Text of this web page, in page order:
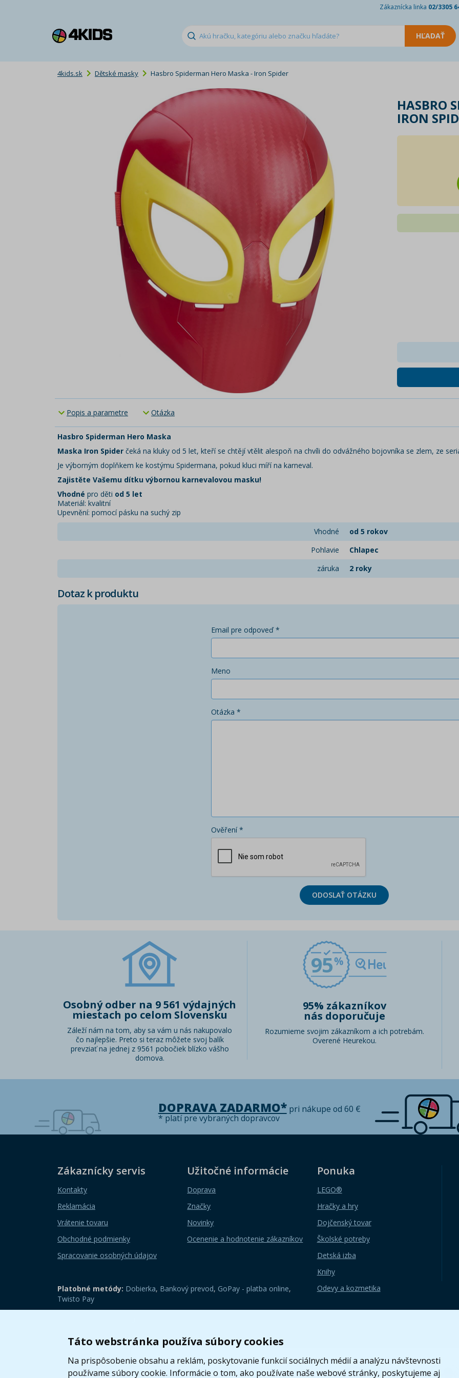
Táto webstránka používa súbory cookies
Na prispôsobenie obsahu a reklám, poskytovanie funkcií sociálnych médií a analýzu návštevnosti
používame súbory cookie. Informácie o tom, ako používate naše webové stránky, poskytujeme aj
Zákaznícka linka 02/3305
4kids.sk Dětské masky Hasbro Spiderman Hero Maska - Iron Spider
HASBRO
IRON
Popis a parametre Otázka
Hasbro Spiderman Hero Maska
Maska Iron Spider čeká na kluky od 5 let, kteří se chtějí vtělit alespoň na chvíli do odvážného bojovníka se zlem, ze
Je výborným doplňkem ke kostýmu Spidermana, pokud kluci míří na karneval.
Zajistěte Vašemu dítku výbornou karnevalovou masku!
Vhodné pro děti od 5 let
Materiál: kvalitní
Upevnění: pomocí pásku na suchý zip
Vhodné
od 5 rokov
Pohlavie
Chlapec
záruka
2 roky
Dotaz k produktu
Email pre odpoveď *
Meno
Otázka *
Ověření *
ODOSLAŤ OTÁZKU
Osobný odber na 9 561 výdajných
miestach po celom Slovensku
Záleží nám na tom, aby sa vám u nás nakupovalo
čo najlepšie. Preto si teraz môžete svoj balík
prevziať na jednej z 9561 pobočiek blízko vášho
domova.
95
95% zákazníkov
nás doporučuje
Rozumieme svojim zákazníkom a ich potrebám.
Overené Heurekou.
DOPRAVA ZADARMO*pri nákupe od 60 €
* platí pre vybraných dopravcov
Zákaznícky servis
Kontakty
Reklamácia
Vrátenie tovaru
Obchodné podmienky
Spracovanie osobných údajov
Užitočné informácie
Doprava
Značky
Novinky
Ocenenie a hodnotenie zákazníkov
Ponuka
LEGO®
Hračky a hry
Dojčenský tovar
Školské potreby
Detská izba
Knihy
Odevy a kozmetika
Platobné metódy: Dobierka, Bankový prevod, GoPay - platba online,
Twisto Pay